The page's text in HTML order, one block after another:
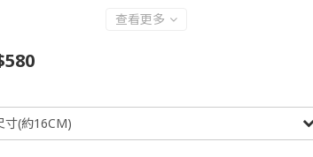
查看更多